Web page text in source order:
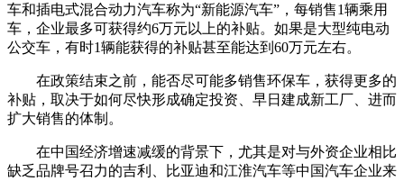
车和插电式混合动力汽车称为“新能源汽车”，每销售1辆乘用
车，企业最多可获得约6万元以上的补贴。如果是大型纯电动
公交车，有时1辆能获得的补贴甚至能达到60万元左右。
在政策结束之前，能否尽可能多销售环保车，获得更多的
补贴，取决于如何尽快形成确定投资、早日建成新工厂、进而
扩大销售的体制。
在中国经济增速减缓的背景下，尤其是对与外资企业相比
缺乏品牌号召力的吉利、比亚迪和江淮汽车等中国汽车企业来